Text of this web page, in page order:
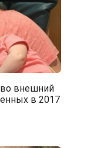
во внешний
в 2017